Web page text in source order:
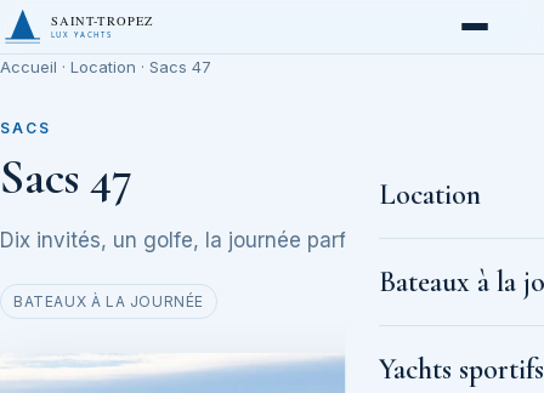
SAINT-TROPEZ
LUX YACHTS
Location
Bateaux à la
Yachts sportifs
Accueil · Location · Sacs 47
SACS
Sacs 47
Dix invités, un golfe, la journée parfaite
BATEAUX À LA JOURNÉE